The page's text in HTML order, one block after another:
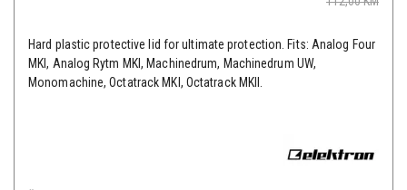
Hard plastic protective lid for ultimate protection. Fits: Analog Four
MKI, Analog Rytm MKI, Machinedrum, Machinedrum UW,
Monomachine, Octatrack MKI, Octatrack MKII.